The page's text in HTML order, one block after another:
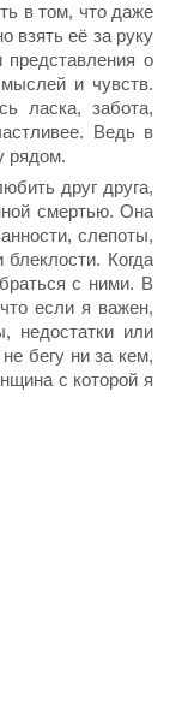
в том, что даже
взять её за руку
о
и чувств.
ласка, забота,
Ведь в
рядом.
друг друга,
смертью. Она
слепоты,
Когда
с ними. В
если я важен,
недостатки или
бегу ни за кем,
с которой я